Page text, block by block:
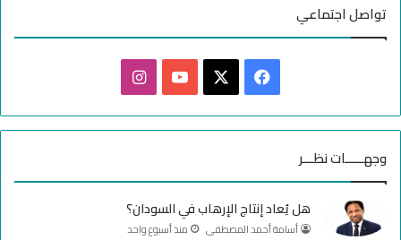
تواصل اجتماعي
ي
ب
و
X
Y
u
T
ن
ت
ق
وجهـــــات نظـــر
هل يُعاد إنتاج الإرهاب في السودان؟
أسامة أحمد المصطفى منذ أسبوع واحد